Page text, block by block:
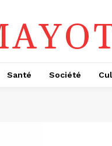
Santé Société